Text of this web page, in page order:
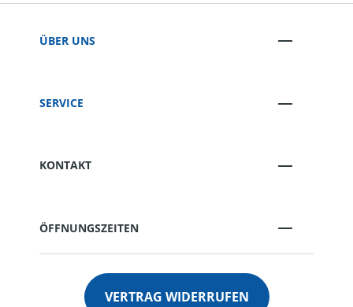
ÜBER UNS
SERVICE
KONTAKT
ÖFFNUNGSZEITEN
VERTRAG WIDERRUFEN